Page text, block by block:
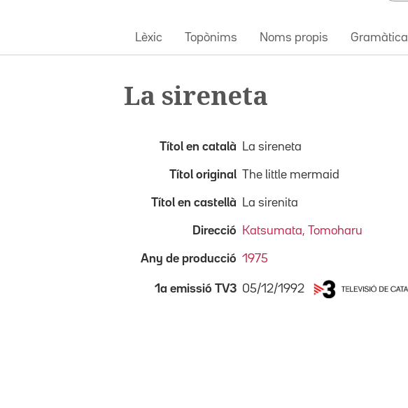
Lèxic Topònims Noms propis Gramàtica
La sireneta
Títol en català La sireneta
Títol original The little mermaid
Títol en castellà La sirenita
Direcció Katsumata, Tomoharu
Any de producció 1975
1a emissió TV3 05/12/1992